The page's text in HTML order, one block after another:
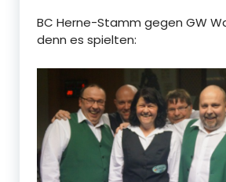
BC Herne-Stamm gegen GW
denn es spielten: